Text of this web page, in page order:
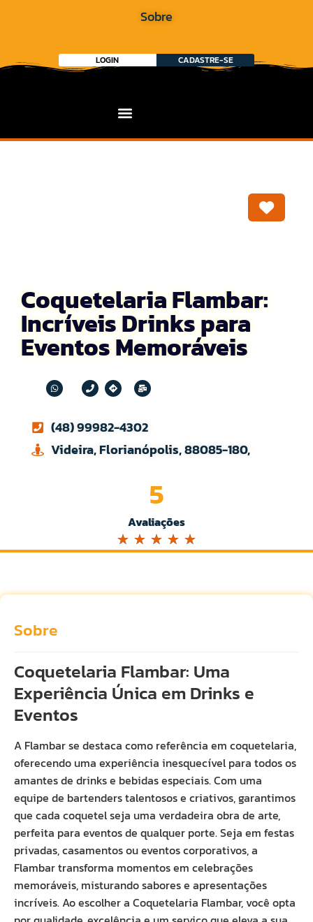
Sobre
LOGIN CADASTRE-SE
Coquetelaria Flambar:
Incríveis Drinks para
Eventos Memoráveis
(48) 99982-4302
Videira, Florianópolis, 88085-180,
Avaliações
5
☆ ☆ ☆ ☆ ☆
Sobre
Coquetelaria Flambar: Uma
Experiência Única em Drinks e
Eventos
A Flambar se destaca como referência em coquetelaria,
oferecendo uma experiência inesquecível para todos os
amantes de drinks e bebidas especiais. Com uma
equipe de bartenders talentosos e criativos, garantimos
que cada coquetel seja uma verdadeira obra de arte,
perfeita para eventos de qualquer porte. Seja em festas
privadas, casamentos ou eventos corporativos, a
Flambar transforma momentos em celebrações
memoráveis, misturando sabores e apresentações
incríveis. Ao escolher a Coquetelaria Flambar, você opta